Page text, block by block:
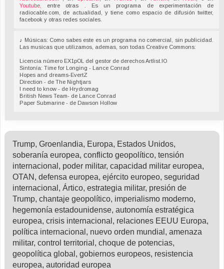
Youtube,
entre otras . Es un programa de experimentación de
radiocable.com, de actualidad, y tiene como espacio de difusión twitter,
facebook y otras redes sociales.
♪ Músicas: Como sabes este es un programa no comercial, sin publicidad.
Las musicas que utilizamos, ademas, son todas Creative Commons:
Licencia número EX1pOL del gestor de derechos Artlist.IO
Sintonía: Time for Longing - Lance Conrad
Hopes and dreams-EvertZ
Direction - de The Nightjars
I need to know - de Hrydromag
British News Team- de Lance Conrad
Paper Submarine - de Dawson Hollow
Trump, Groenlandia, Europa, Estados Unidos,
soberanía europea, conflicto geopolítico, tensión
internacional, poder militar, capacidad militar europea,
OTAN, defensa europea, ejército europeo, seguridad
internacional, Ártico, estrategia militar, presión de
Trump, chantaje geopolítico, imperialismo moderno,
hegemonía estadounidense, autonomía estratégica
europea, crisis internacional, relaciones EEUU Europa,
política internacional, nuevo orden mundial, amenaza
militar, control territorial, choque de potencias,
geopolítica global, gobiernos europeos, resistencia
europea, autoridad europea